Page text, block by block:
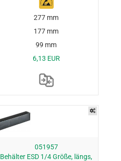
277 mm
177 mm
99 mm
6,13 EUR
051957
Behälter ESD 1/4 Größe, längs,